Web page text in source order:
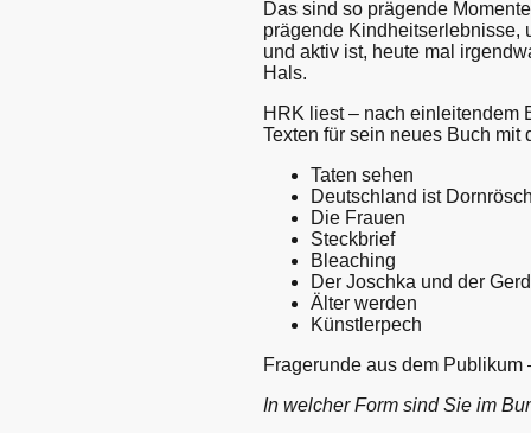
Das sind so prägende
prägende Kindheitserlebnisse,
und aktiv ist, heute mal
Hals.
HRK liest – nach einleitendem
Texten für sein neues Buch mit
Taten sehen
Deutschland ist
Die Frauen
Steckbrief
Bleaching
Der Joschka und der Gerd
Älter werden
Künstlerpech
Fragerunde aus dem Publikum
In welcher Form sind Sie im